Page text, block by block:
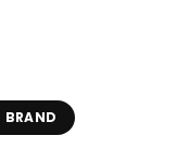
BRAND